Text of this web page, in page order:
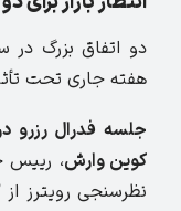
دو اتفاق بزرگ در
هفته جاری تحت
جلسه فدرال رزرو در ۱۷ ژوئن
کوین وارش، رییس
نظرسنجی رویترز از ۱۰۲ اقتصاددان، حدود